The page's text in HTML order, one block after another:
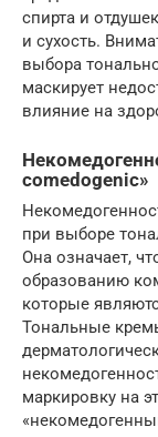
спирта и
и сухость.
выбора
маскирует
влияние на
comedogenic»
при выборе
Она означает,
образованию
которые
Тональные
маркировку на